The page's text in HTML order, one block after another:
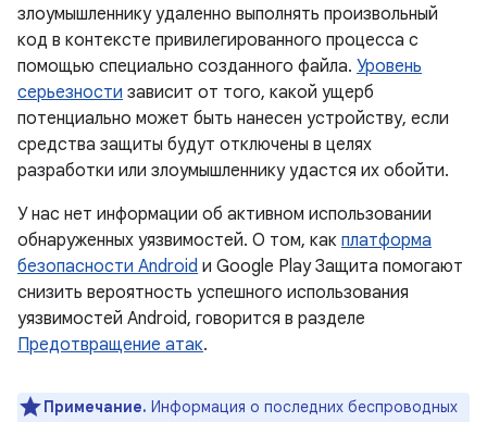
злоумышленнику удаленно выполнять произвольный
код в контексте привилегированного процесса с
помощью специально созданного файла. Уровень
серьезности зависит от того, какой ущерб
потенциально может быть нанесен устройству, если
средства защиты будут отключены в целях
разработки или злоумышленнику удастся их обойти.
У нас нет информации об активном использовании
обнаруженных уязвимостей. О том, как платформа
безопасности Android и Google Play Защита помогают
снизить вероятность успешного использования
уязвимостей Android, говорится в разделе
Предотвращение атак.
Примечание. Информация о последних беспроводных